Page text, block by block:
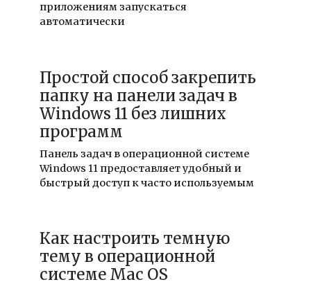
приложениям запускаться
автоматически
Простой способ закрепить
папку на панели задач в
Windows 11 без лишних
программ
Панель задач в операционной системе
Windows 11 предоставляет удобный и
быстрый доступ к часто используемым
Как настроить темную
тему в операционной
системе Mac OS